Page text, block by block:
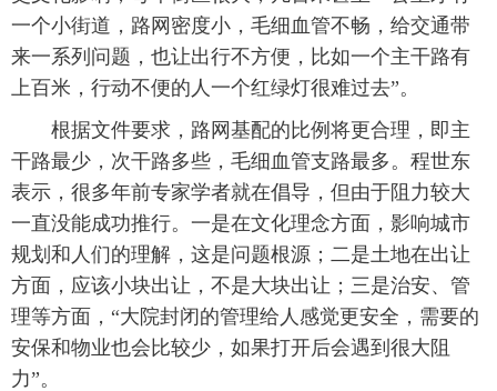
一个小街道，路网密度小，毛细血管不畅，给交通带
来一系列问题，也让出行不方便，比如一个主干路有
上百米，行动不便的人一个红绿灯很难过去”。
根据文件要求，路网基配的比例将更合理，即主
干路最少，次干路多些，毛细血管支路最多。程世东
表示，很多年前专家学者就在倡导，但由于阻力较大
一直没能成功推行。一是在文化理念方面，影响城市
规划和人们的理解，这是问题根源；二是土地在出让
方面，应该小块出让，不是大块出让；三是治安、管
理等方面，“大院封闭的管理给人感觉更安全，需要的
安保和物业也会比较少，如果打开后会遇到很大阻
力”。